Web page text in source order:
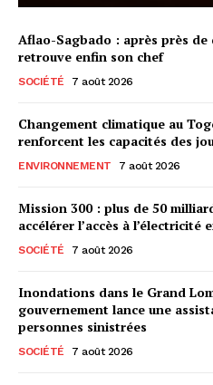
Aflao-Sagbado : après près
retrouve enfin son chef
SOCIÉTÉ 7 août 2026
Changement climatique au
renforcent les capacités des
ENVIRONNEMENT 7 août 2026
Mission 300 : plus de 50
accélérer l’accès à l’électricité
SOCIÉTÉ 7 août 2026
Inondations dans le Grand
gouvernement lance une
personnes sinistrées
SOCIÉTÉ 7 août 2026